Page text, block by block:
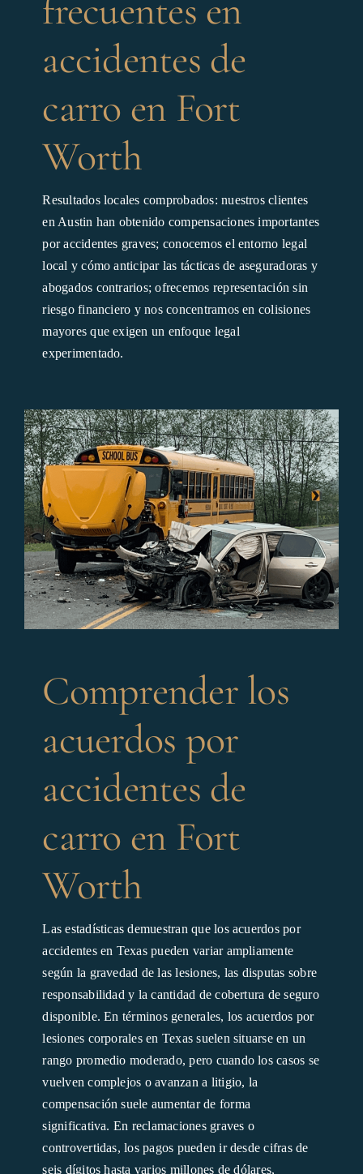
frecuentes en
accidentes de
carro en Fort
Worth
Resultados locales comprobados: nuestros clientes
en Austin han obtenido compensaciones importantes
por accidentes graves; conocemos el entorno legal
local y cómo anticipar las tácticas de aseguradoras y
abogados contrarios; ofrecemos representación sin
riesgo financiero y nos concentramos en colisiones
mayores que exigen un enfoque legal
experimentado.
Comprender los
acuerdos por
accidentes de
carro en Fort
Worth
Las estadísticas demuestran que los acuerdos por
accidentes en Texas pueden variar ampliamente
según la gravedad de las lesiones, las disputas sobre
responsabilidad y la cantidad de cobertura de seguro
disponible. En términos generales, los acuerdos por
lesiones corporales en Texas suelen situarse en un
rango promedio moderado, pero cuando los casos se
vuelven complejos o avanzan a litigio, la
compensación suele aumentar de forma
significativa. En reclamaciones graves o
controvertidas, los pagos pueden ir desde cifras de
seis dígitos hasta varios millones de dólares,